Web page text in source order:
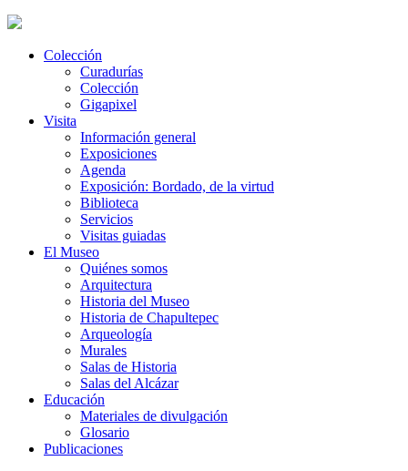
Colección
Curadurías
Colección
Gigapixel
Visita
Información general
Exposiciones
Agenda
Exposición: Bordado, de la virtud
Biblioteca
Servicios
Visitas guiadas
El Museo
Quiénes somos
Arquitectura
Historia del Museo
Historia de Chapultepec
Arqueología
Murales
Salas de Historia
Salas del Alcázar
Educación
Materiales de divulgación
Glosario
Publicaciones